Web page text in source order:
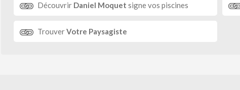
Découvrir Daniel Moquet signe vos piscines
TrouverVotre Paysagiste